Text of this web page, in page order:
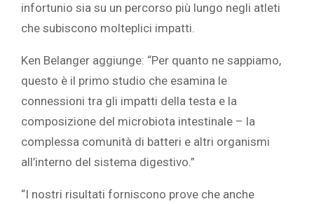
infortunio sia su un percorso più lungo negli atleti
che subiscono molteplici impatti.
Ken Belanger aggiunge: “Per quanto ne sappiamo,
questo è il primo studio che esamina le
connessioni tra gli impatti della testa e la
composizione del microbiota intestinale – la
complessa comunità di batteri e altri organismi
all’interno del sistema digestivo.”
“I nostri risultati forniscono prove che anche